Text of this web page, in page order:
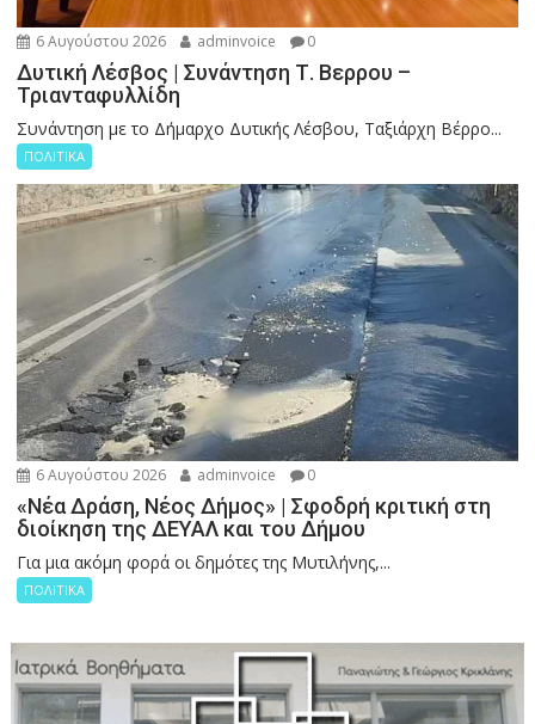
6 Αυγούστου 2026 adminvoice 0
Δυτική Λέσβος | Συνάντηση Τ. Βερρου –
Τριανταφυλλίδη
Συνάντηση με το Δήμαρχο Δυτικής Λέσβου, Ταξιάρχη Βέρρο...
ΠΟΛΙΤΙΚΑ
6 Αυγούστου 2026 adminvoice 0
«Νέα Δράση, Νέος Δήμος» | Σφοδρή κριτική στη
διοίκηση της ΔΕΥΑΛ και του Δήμου
Για μια ακόμη φορά οι δημότες της Μυτιλήνης,...
ΠΟΛΙΤΙΚΑ